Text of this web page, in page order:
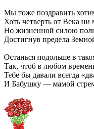
Мы тоже поздравить
Хоть четверть от Века
Но жизненной силою
Достигнув предела
Останься подольше в
Так, чтоб в любом
Тебе бы давали всегда
И Бабушку — мамой